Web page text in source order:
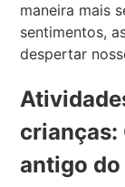
maneira mais
sentimentos,
despertar
crianças:
antigo